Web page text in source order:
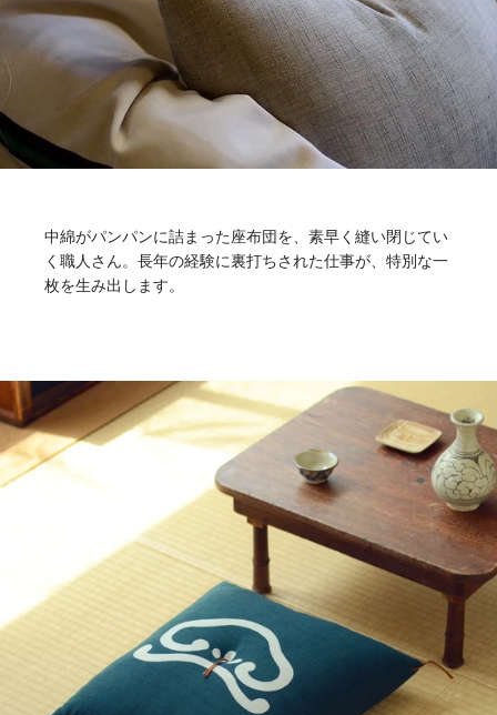
中綿がパンパンに詰まった座布団を、素早く縫い閉じてい
く職人さん。長年の経験に裏打ちされた仕事が、特別な一
枚を生み出します。